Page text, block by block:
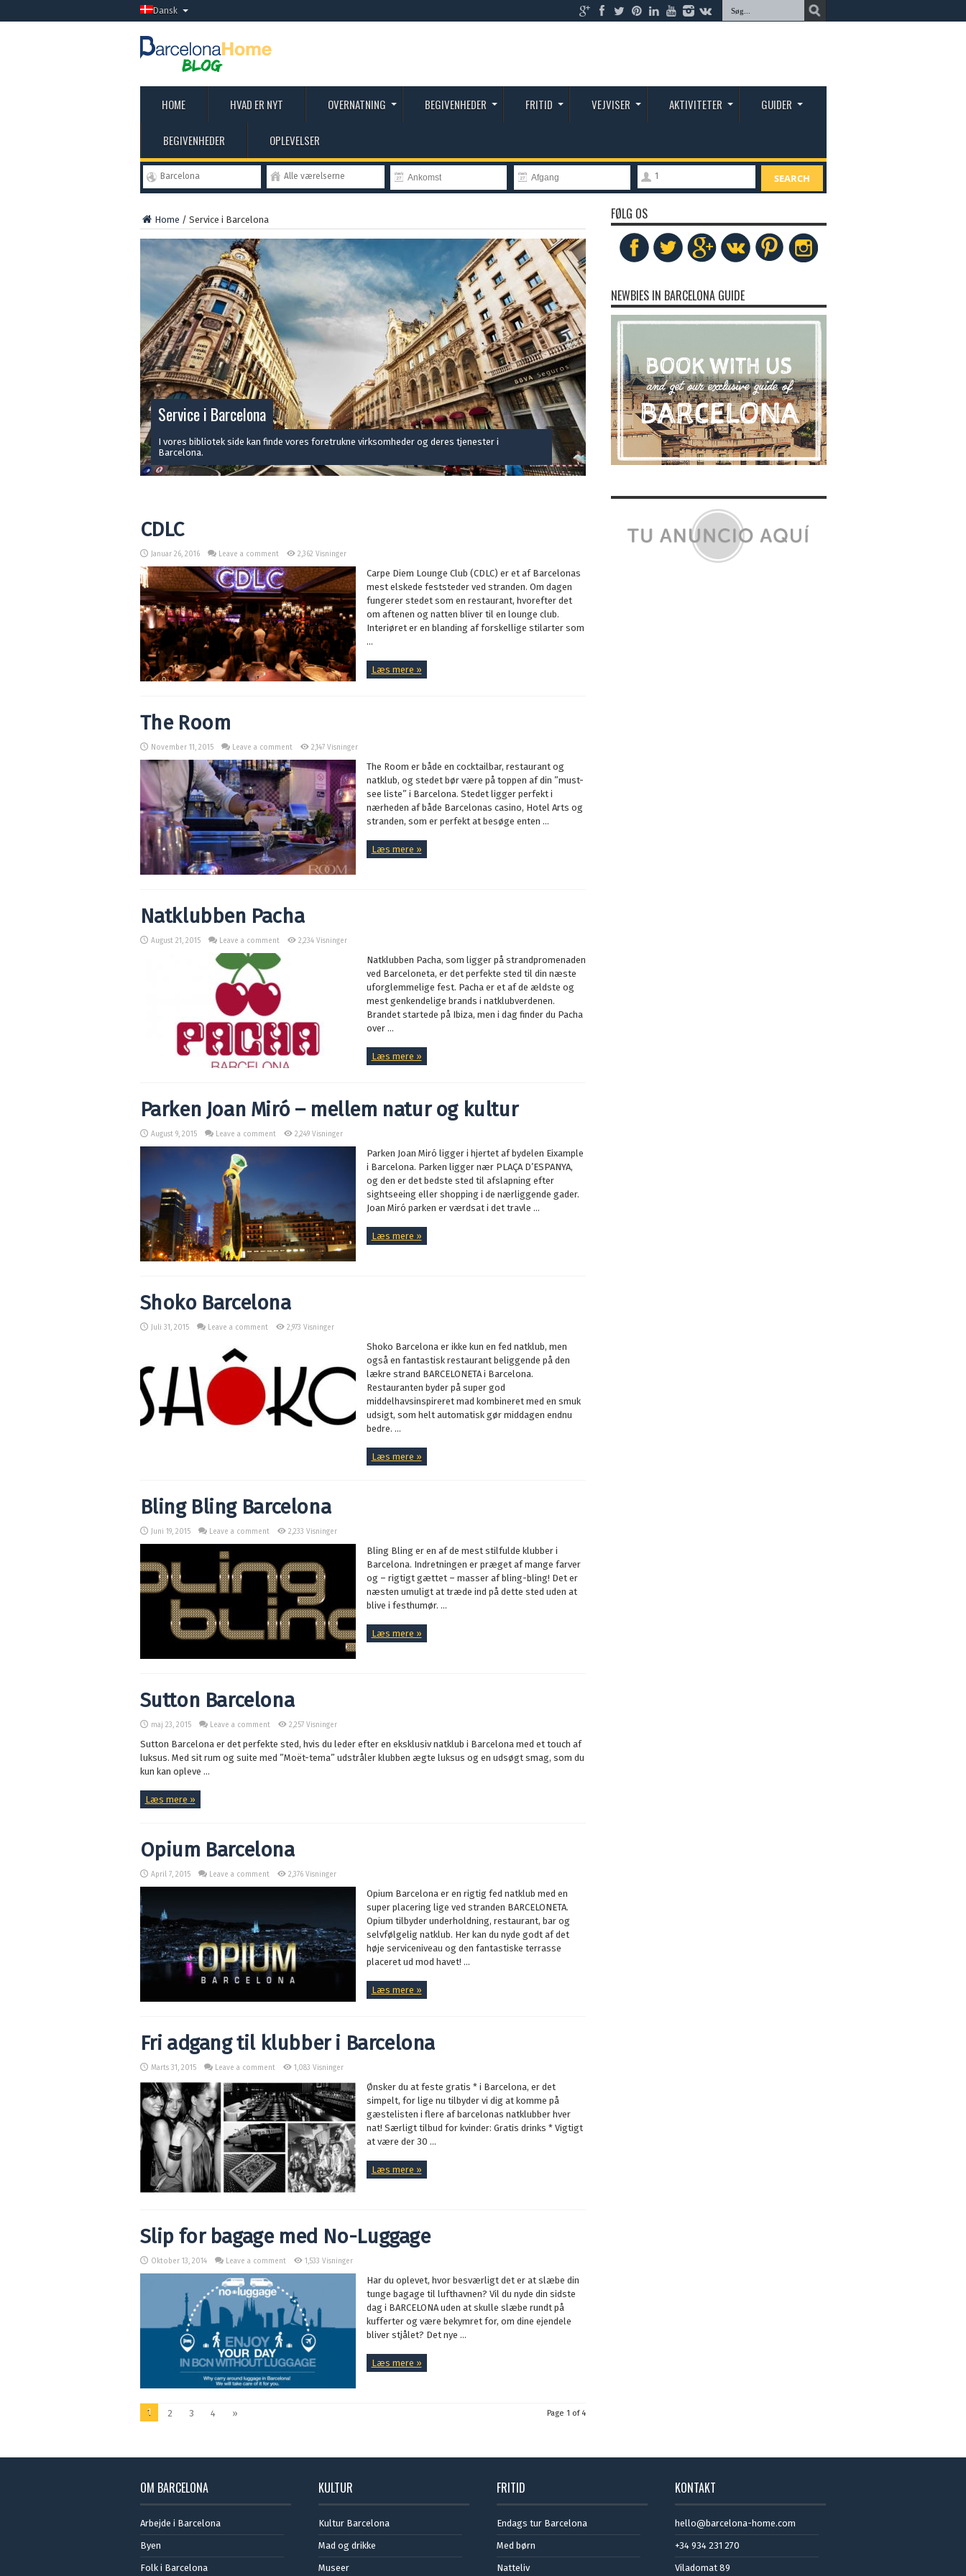
Dansk
HOME HVAD ER NYT OVERNATNING BEGIVENHEDER FRITID VEJVISER AKTIVITETER GUIDER
BEGIVENHEDER OPLEVELSER
Barcelona Alle værelserne 1 SEARCH
Home / Service i Barcelona
Service i Barcelona
I vores bibliotek side kan finde vores foretrukne virksomheder og deres tjenester i
Barcelona.
CDLC
Januar 26, 2016 Leave a comment 2,362 Visninger
Carpe Diem Lounge Club (CDLC) er et af Barcelonas
mest elskede feststeder ved stranden. Om dagen
fungerer stedet som en restaurant, hvorefter det
om aftenen og natten bliver til en lounge club.
Interiøret er en blanding af forskellige stilarter som
...
Læs mere »
The Room
November 11, 2015 Leave a comment 2,147 Visninger
The Room er både en cocktailbar, restaurant og
natklub, og stedet bør være på toppen af din ”must-
see liste” i Barcelona. Stedet ligger perfekt i
nærheden af både Barcelonas casino, Hotel Arts og
stranden, som er perfekt at besøge enten ...
Læs mere »
Natklubben Pacha
August 21, 2015 Leave a comment 2,234 Visninger
Natklubben Pacha, som ligger på strandpromenaden
ved Barceloneta, er det perfekte sted til din næste
uforglemmelige fest. Pacha er et af de ældste og
mest genkendelige brands i natklubverdenen.
Brandet startede på Ibiza, men i dag finder du Pacha
over ...
Læs mere »
Parken Joan Miró – mellem natur og kultur
August 9, 2015 Leave a comment 2,249 Visninger
Parken Joan Miró ligger i hjertet af bydelen Eixample
i Barcelona. Parken ligger nær PLAÇA D’ESPANYA,
og den er det bedste sted til afslapning efter
sightseeing eller shopping i de nærliggende gader.
Joan Miró parken er værdsat i det travle ...
Læs mere »
Shoko Barcelona
Juli 31, 2015 Leave a comment 2,973 Visninger
Shoko Barcelona er ikke kun en fed natklub, men
også en fantastisk restaurant beliggende på den
lækre strand BARCELONETA i Barcelona.
Restauranten byder på super god
middelhavsinspireret mad kombineret med en smuk
udsigt, som helt automatisk gør middagen endnu
bedre. ...
Læs mere »
Bling Bling Barcelona
Juni 19, 2015 Leave a comment 2,233 Visninger
Bling Bling er en af de mest stilfulde klubber i
Barcelona. Indretningen er præget af mange farver
og – rigtigt gættet – masser af bling-bling! Det er
næsten umuligt at træde ind på dette sted uden at
blive i festhumør. ...
Læs mere »
Sutton Barcelona
maj 23, 2015 Leave a comment 2,257 Visninger
Sutton Barcelona er det perfekte sted, hvis du leder efter en eksklusiv natklub i Barcelona med et touch af
luksus. Med sit rum og suite med ”Moët-tema” udstråler klubben ægte luksus og en udsøgt smag, som du
kun kan opleve ...
Læs mere »
Opium Barcelona
April 7, 2015 Leave a comment 2,376 Visninger
Opium Barcelona er en rigtig fed natklub med en
super placering lige ved stranden BARCELONETA.
Opium tilbyder underholdning, restaurant, bar og
selvfølgelig natklub. Her kan du nyde godt af det
høje serviceniveau og den fantastiske terrasse
placeret ud mod havet! ...
Læs mere »
Fri adgang til klubber i Barcelona
Marts 31, 2015 Leave a comment 1,083 Visninger
Ønsker du at feste gratis * i Barcelona, er det
simpelt, for lige nu tilbyder vi dig at komme på
gæstelisten i flere af barcelonas natklubber hver
nat! Særligt tilbud for kvinder: Gratis drinks * Vigtigt
at være der 30 ...
Læs mere »
Slip for bagage med No-Luggage
Oktober 13, 2014 Leave a comment 1,533 Visninger
Har du oplevet, hvor besværligt det er at slæbe din
tunge bagage til lufthavnen? Vil du nyde din sidste
dag i BARCELONA uden at skulle slæbe rundt på
kufferter og være bekymret for, om dine ejendele
bliver stjålet? Det nye ...
Læs mere »
Page 1 of 4
1 2 3 4 »
FØLG OS
NEWBIES IN BARCELONA GUIDE
OM BARCELONA
Arbejde i Barcelona
Byen
Folk i Barcelona
KULTUR
Kultur Barcelona
Mad og drikke
Museer
FRITID
Endags tur Barcelona
Med børn
Natteliv
KONTAKT
hello@barcelona-home.com
+34 934 231 270
Viladomat 89